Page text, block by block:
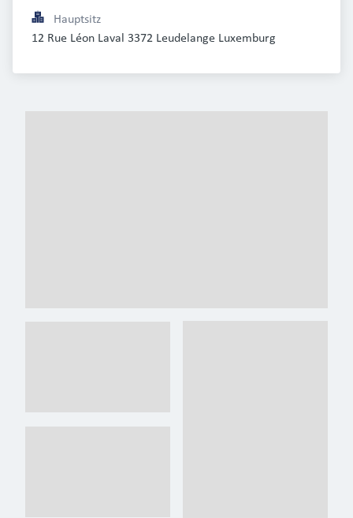
Hauptsitz
12 Rue Léon Laval 3372 Leudelange Luxemburg